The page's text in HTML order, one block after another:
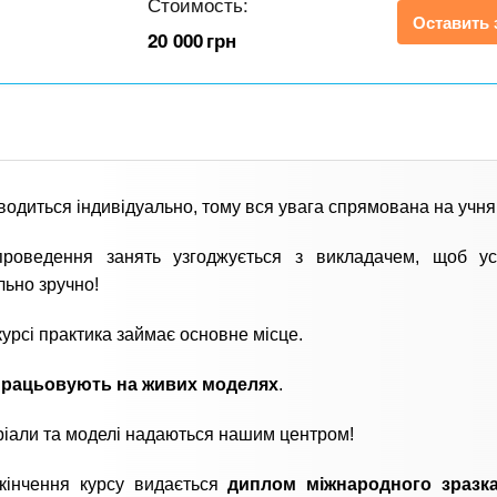
20 000грн
Оставить
індивідуально, тому вся увага спрямована на
занять узгоджується з викладачем, щоб
зручно!
практика займає основне місце.
на живих моделях.
та моделі надаються нашим центром!
курсу видаєтьсядиплом міжнародного